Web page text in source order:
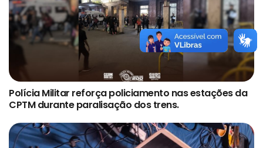
Polícia Militar reforça policiamento nas estações da
CPTM durante paralisação dos trens.